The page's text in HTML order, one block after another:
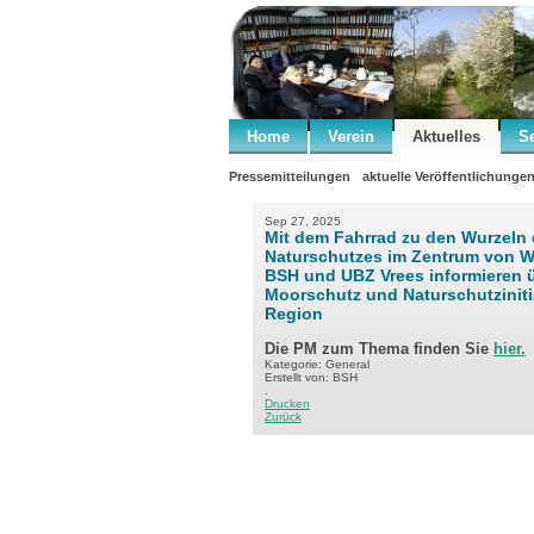
Home Verein Aktuelles
Pressemitteilungen aktuelle Veröffentlichungen
Sep 27, 2025
Mit dem Fahrrad zu den Wurzeln
Naturschutzes im Zentrum von
BSH und UBZ Vrees informieren
Moorschutz und
Region
Die PM zum Thema finden Sie hier.
Kategorie: General
Erstellt von: BSH
Drucken
Zurück